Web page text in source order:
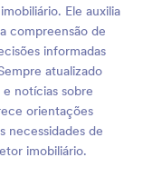
Ele auxilia
compreensão de
informadas
atualizado
notícias sobre
orientações
necessidades de
imobiliário.